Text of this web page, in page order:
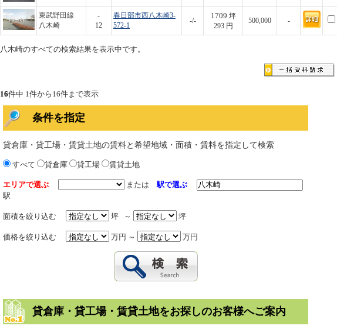
東武野田線
八木崎
-
12
春日部市西八木崎3-
572-1
-/-
1709 坪
293 円
500,000 -
八木崎のすべての検索結果を表示中です。
16件中 1件から16件まで表示
条件を指定
貸倉庫・貸工場・賃貸土地の賃料と希望地域・面積・賃料を指定して検索
すべて 貸倉庫 貸工場 賃貸土地
エリアで選ぶ または駅で選ぶ
駅
面積を絞り込む 坪 ～ 坪
価格を絞り込む 万円 ～ 万円
貸倉庫・貸工場・賃貸土地をお探しのお客様へご案内